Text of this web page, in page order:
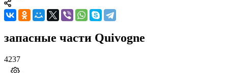
запасные части Quivogne
4237